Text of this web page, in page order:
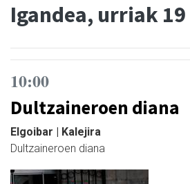
Igandea, urriak 19
10:00
Dultzaineroen diana
Elgoibar | Kalejira
Dultzaineroen diana